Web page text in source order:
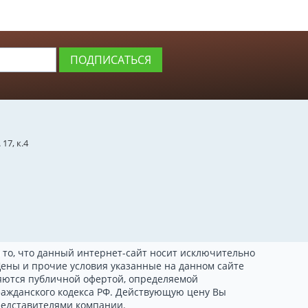
ПОДПИСАТЬСЯ
к.4
что данный интернет-сайт носит исключительно
и прочие условия указанные на данном сайте
публичной офертой, определяемой
кодекса РФ. Действующую цену Вы
компании.